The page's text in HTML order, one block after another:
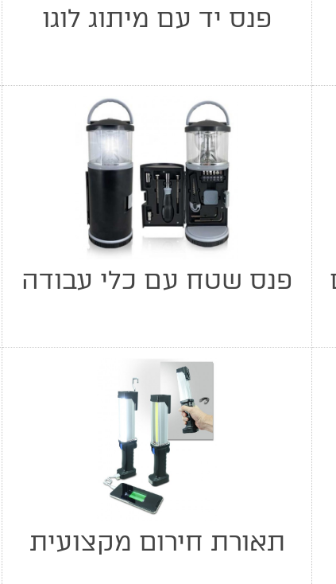
פנס יד עם מיתוג לוגו
פנס שטח עם כלי עבודה
תאורת חירום מקצועית